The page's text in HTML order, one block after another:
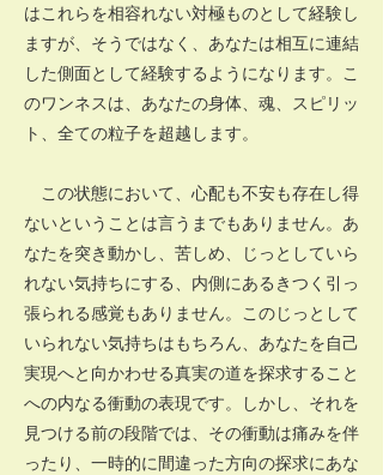
はこれらを相容れない対極ものとして経験し
ますが、そうではなく、あなたは相互に連結
した側面として経験するようになります。こ
のワンネスは、あなたの身体、魂、スピリッ
ト、全ての粒子を超越します。
この状態において、心配も不安も存在し得
ないということは言うまでもありません。あ
なたを突き動かし、苦しめ、じっとしていら
れない気持ちにする、内側にあるきつく引っ
張られる感覚もありません。このじっとして
いられない気持ちはもちろん、あなたを自己
実現へと向かわせる真実の道を探求すること
への内なる衝動の表現です。しかし、それを
見つける前の段階では、その衝動は痛みを伴
ったり、一時的に間違った方向の探求にあな